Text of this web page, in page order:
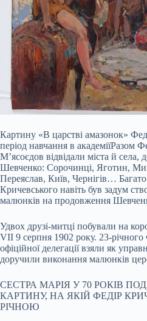
Картину «В царстві амазонок»
період навчання в академіїРазом
М’ясоєдов відвідали міста й села,
Шевченко: Сорочинці, Яготин,
Переяслав, Київ, Чернігів…
Кричевського навіть був задум
малюнків на продовження
Удвох друзі-митці побували на
VII 9 серпня 1902 року. 23-
офіційної делегації взяли як
доручили виконання малюнків
СЕСТРА МАРІЯ У 70 РОКІВ
КАРТИНУ, НА ЯКІЙ ФЕДІР
РІЧНОЮ